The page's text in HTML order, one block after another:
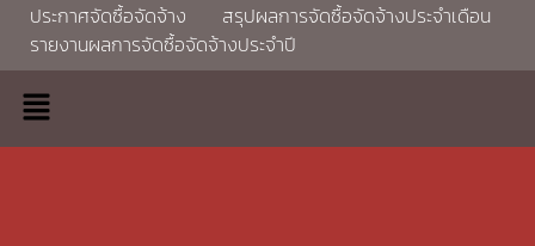
ประกาศจัดซื้อจัดจ้าง
สรุปผลการจัดซื้อจัดจ้างประจำเดือน
รายงานผลการจัดซื้อจัดจ้างประจำปี